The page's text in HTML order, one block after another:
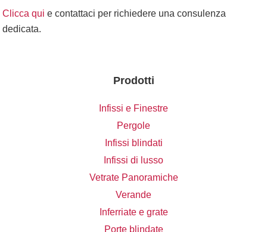
Clicca qui e contattaci per richiedere una consulenza
dedicata.
Prodotti
Infissi e Finestre
Pergole
Infissi blindati
Infissi di lusso
Vetrate Panoramiche
Verande
Inferriate e grate
Porte blindate